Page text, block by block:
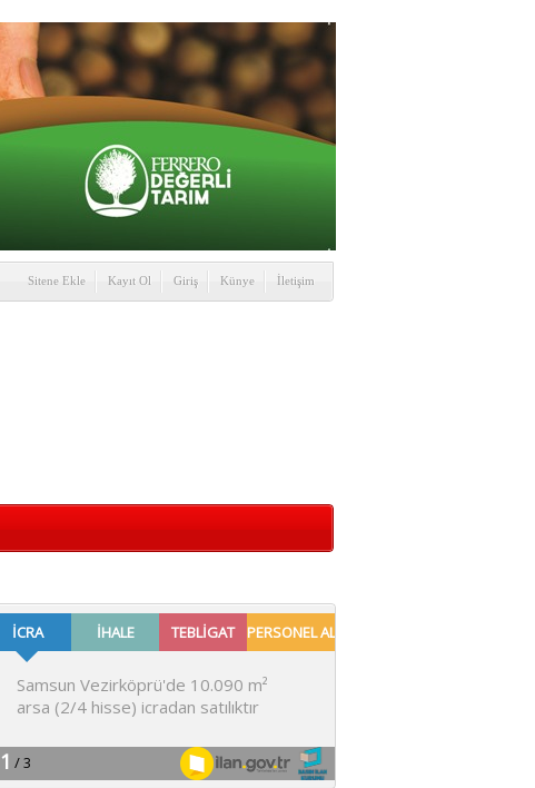
Sitene Ekle Kayıt Ol Giriş Künye İletişim